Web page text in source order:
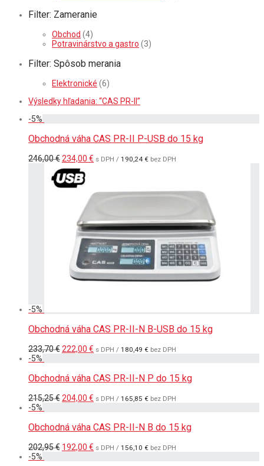
Filter: Zameranie
Obchod (4)
Potravinárstvo a gastro (3)
Filter: Spôsob merania
Elektronické (6)
Výsledky hľadania: “CAS PR-II”
-5%
Obchodná váha CAS PR-II P-USB do 15 kg
246,00€Pôvodná
cena
bola:
246,00 €.
234,00 € Aktuálna
s DPH / 190,24 € bez DPH
-5%
Obchodná váha CAS PR-II-N B-USB do 15 kg
233,70€Pôvodná
233,70 €.
222,00 € Aktuálna
222,00 €.
s DPH / 180,49 € bez DPH
-5%
Obchodná váha CAS PR-II-N P do 15 kg
215,25€Pôvodná
215,25 €.
204,00 € Aktuálna
204,00 €.
s DPH / 165,85 € bez DPH
-5%
Obchodná váha CAS PR-II-N B do 15 kg
202,95€ Pôvodná
192,00 € Aktuálna
s DPH / 156,10 € bez DPH
-5%